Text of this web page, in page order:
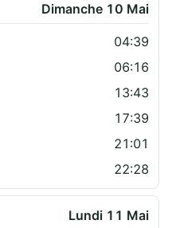
Dimanche 10 Mai
04:39
06:16
13:43
17:39
21:01
22:28
Lundi 11 Mai